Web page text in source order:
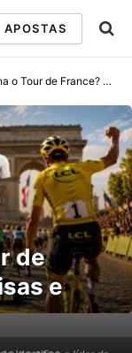
APOSTAS
Etapas, Camisas e Regras
de
e